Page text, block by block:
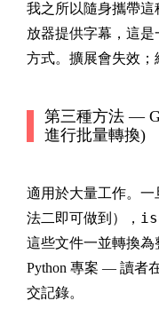
我之所以隨身攜帶
放器提供字幕，這
方式。擴展會失效；
第三種方法 —
進行批量轉換)
適用於大量工作。
法二即可做到），
這些文件一並轉換為
Python 專案 — 讀者
交記錄。